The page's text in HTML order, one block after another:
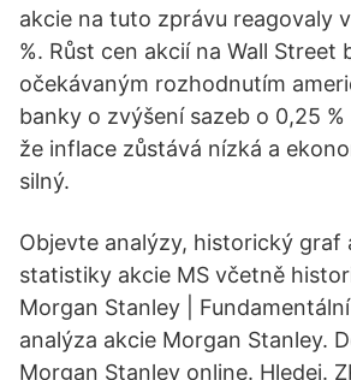
akcie na tuto zprávu reagovaly
%. Růst cen akcií na Wall Street
očekávaným rozhodnutím
banky o zvýšení sazeb o 0,25
že inflace zůstává nízká a
silný.
Objevte analýzy, historický graf
statistiky akcie MS včetně
Morgan Stanley |
analýza akcie Morgan Stanley.
Morgan Stanley online. Hledej.